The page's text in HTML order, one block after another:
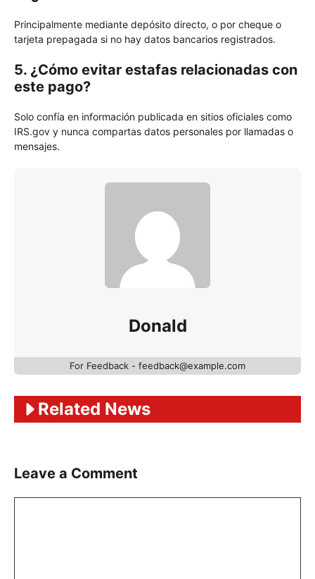
Principalmente mediante depósito directo, o por cheque o
tarjeta prepagada si no hay datos bancarios registrados.
5. ¿Cómo evitar estafas relacionadas con
este pago?
Solo confía en información publicada en sitios oficiales como
IRS.gov y nunca compartas datos personales por llamadas o
mensajes.
Donald
For Feedback - feedback@example.com
Related News
Leave a Comment